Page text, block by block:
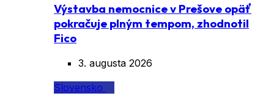
Výstavba nemocnice v Prešove opäť
pokračuje plným tempom, zhodnotil
Fico
3. augusta 2026
Slovensko